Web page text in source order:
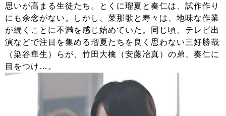
思いが高まる生徒たち。とくに瑠夏と奏仁は、試作作り
にも余念がない。しかし、菜那歌と寿々は、地味な作業
が続くことに不満を感じ始めていた。同じ頃、テレビ出
演などで注目を集める瑠夏たちを良く思わない三好勝哉
（染谷隼生）らが、竹田大檎（安藤冶真）の弟、奏仁に
目をつけ…。